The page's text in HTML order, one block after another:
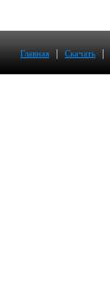
Главная | Скачать |